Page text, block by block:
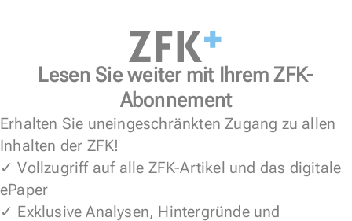
Lesen Sie weiter mit Ihrem ZFK-
Abonnement
Erhalten Sie uneingeschränkten Zugang zu allen
Inhalten der ZFK!
✓ Vollzugriff auf alle ZFK-Artikel und das digitale
ePaper
✓ Exklusive Analysen, Hintergründe und